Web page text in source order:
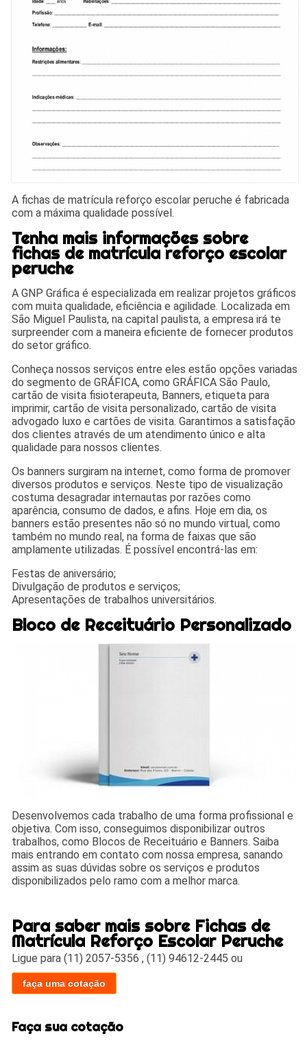
A fichas de matrícula reforço escolar peruche é fabricada
com a máxima qualidade possível.
Tenha mais informações sobre
fichas de matrícula reforço escolar
peruche
A GNP Gráfica é especializada em realizar projetos gráficos
com muita qualidade, eficiência e agilidade. Localizada em
São Miguel Paulista, na capital paulista, a empresa irá te
surpreender com a maneira eficiente de fornecer produtos
do setor gráfico.
Conheça nossos serviços entre eles estão opções variadas
do segmento de GRÁFICA, como GRÁFICA São Paulo,
cartão de visita fisioterapeuta, Banners, etiqueta para
imprimir, cartão de visita personalizado, cartão de visita
advogado luxo e cartões de visita. Garantimos a satisfação
dos clientes através de um atendimento único e alta
qualidade para nossos clientes.
Os banners surgiram na internet, como forma de promover
diversos produtos e serviços. Neste tipo de visualização
costuma desagradar internautas por razões como
aparência, consumo de dados, e afins. Hoje em dia, os
banners estão presentes não só no mundo virtual, como
também no mundo real, na forma de faixas que são
amplamente utilizadas. É possível encontrá-las em:
Festas de aniversário;
Divulgação de produtos e serviços;
Apresentações de trabalhos universitários.
Bloco de Receituário Personalizado
Desenvolvemos cada trabalho de uma forma profissional e
objetiva. Com isso, conseguimos disponibilizar outros
trabalhos, como Blocos de Receituário e Banners. Saiba
mais entrando em contato com nossa empresa, sanando
assim as suas dúvidas sobre os serviços e produtos
disponibilizados pelo ramo com a melhor marca.
Para saber mais sobre Fichas de
Matrícula Reforço Escolar Peruche
Ligue para(11) 2057-5356 ,(11) 94612-2445 ou
faça uma cotação
Faça sua cotação